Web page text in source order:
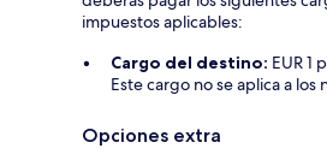
impuestos aplicables:
Cargo del destino: EUR 1
Este cargo no se aplica a los
Opciones extra